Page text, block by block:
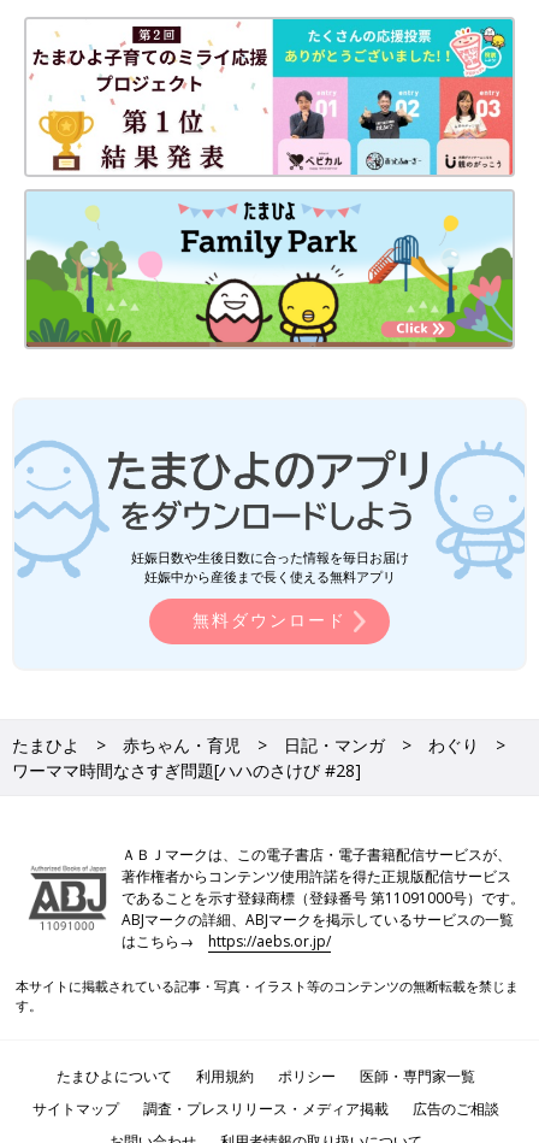
妊娠日数や生後日数に合った情報を毎日お届け
妊娠中から産後まで長く使える無料アプリ
無料ダウンロード
たまひよ 赤ちゃん・育児 日記・マンガ
わぐり
ワーママ時間なさすぎ問題[ハハのさけび #28]
ＡＢＪマークは、この電子書店・電子書籍配信サービスが、
著作権者からコンテンツ使用許諾を得た正規版配信サービス
であることを示す登録商標（登録番号 第11091000号）です。
ABJマークの詳細、ABJマークを掲示しているサービスの一覧
はこちら→https://aebs.or.jp/
本サイトに掲載されている記事・写真・イラスト等のコンテンツの無断転載を禁じま
す。
たまひよについて 利用規約 ポリシー
医師・専門家一覧
サイトマップ
調査・プレスリリース・メディア掲載
広告のご相談